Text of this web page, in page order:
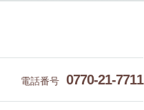
電話番号 0770-21-7711